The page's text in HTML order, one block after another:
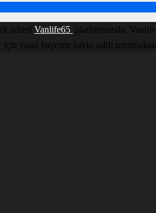
adresi Vanlife65 platformunda;
yasal başvuru hakkı saklı